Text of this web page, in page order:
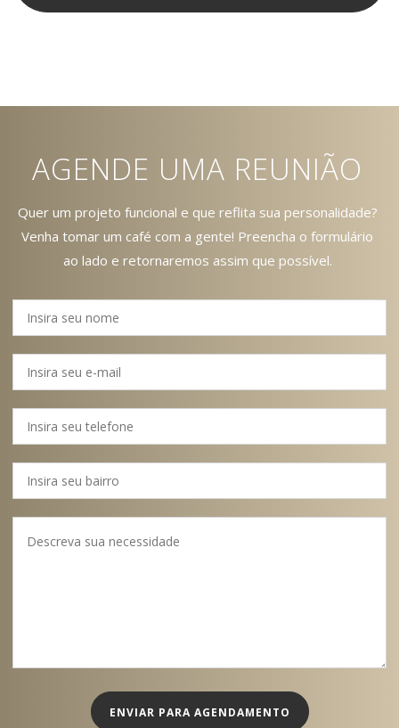
AGENDE UMA REUNIÃO
Quer um projeto funcional e que reflita sua personalidade?
Venha tomar um café com a gente! Preencha o formulário
ao lado e retornaremos assim que possível.